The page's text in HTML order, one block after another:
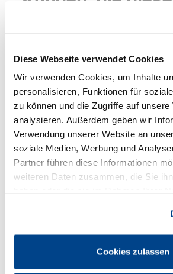
Diese Webseite verwendet Cookies
Wir verwenden Cookies, um Inhalte
personalisieren, Funktionen für
zu können und die Zugriffe auf unsere
analysieren. Außerdem geben wir
Verwendung unserer Website an
soziale Medien, Werbung und
Partner führen diese Informationen
weiteren Daten zusammen, die Sie
Cookies, wenn Sie unsere Webseite
Cookies zulassen
gekauft haben,